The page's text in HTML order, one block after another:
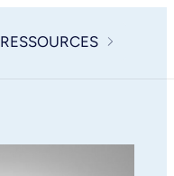
RESSOURCES